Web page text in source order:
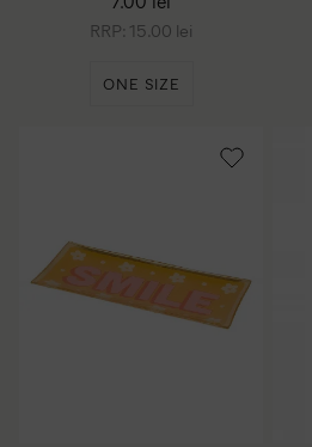
RRP: 15.00 lei
ONE SIZE